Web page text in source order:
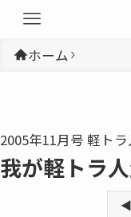
ホーム
2005年11月号 軽ト
我が軽トラ
◀